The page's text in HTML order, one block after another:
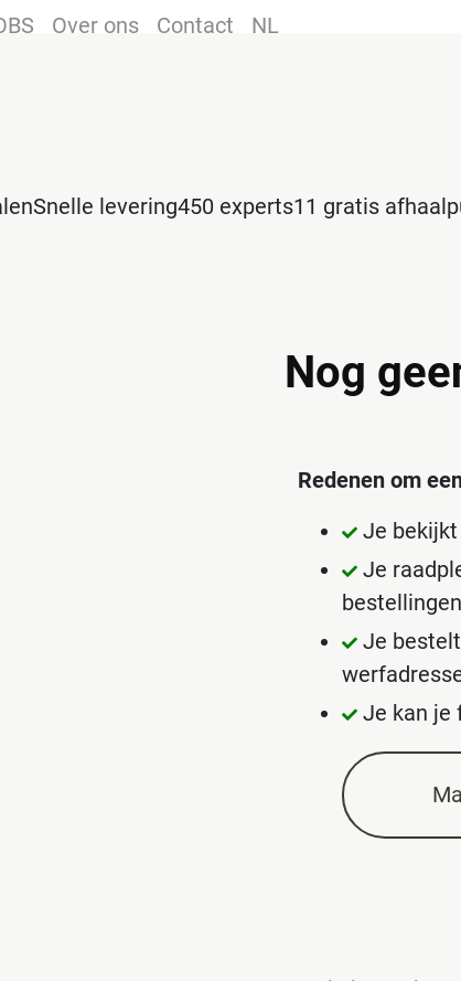
Over ons Contact
NL
Snelle levering450 experts11 gratis
Nog
Redenen om
Je
Je
bestellingen
Je
Je kan je